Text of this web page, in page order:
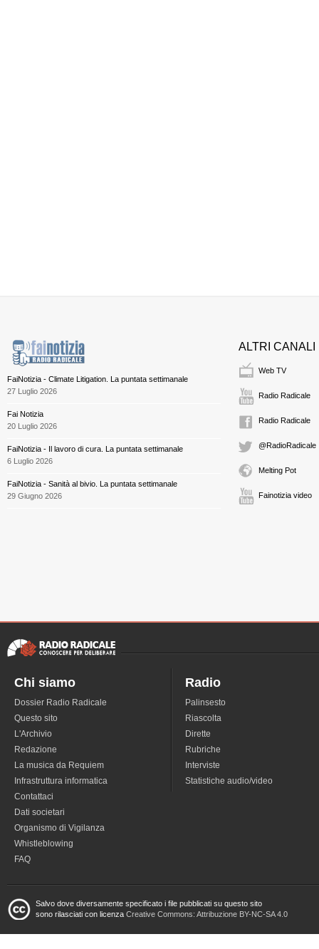
FaiNotizia - Climate Litigation. La puntata settimanale
27 Luglio 2026
Fai Notizia
20 Luglio 2026
FaiNotizia - Il lavoro di cura. La puntata settimanale
6 Luglio 2026
FaiNotizia - Sanità al bivio. La puntata settimanale
29 Giugno 2026
ALTRI CANALI
Web TV
Radio Radicale
Radio Radicale
@RadioRadicale
Melting Pot
Fainotizia video
Chi siamo
Dossier Radio Radicale
Questo sito
L'Archivio
Redazione
La musica da Requiem
Infrastruttura informatica
Contattaci
Dati societari
Organismo di Vigilanza
Whistleblowing
FAQ
Radio
Palinsesto
Riascolta
Dirette
Rubriche
Interviste
Statistiche audio/video
Salvo dove diversamente specificato i file pubblicati su questo sito
sono rilasciati con licenza Creative Commons: Attribuzione BY-NC-SA 4.0